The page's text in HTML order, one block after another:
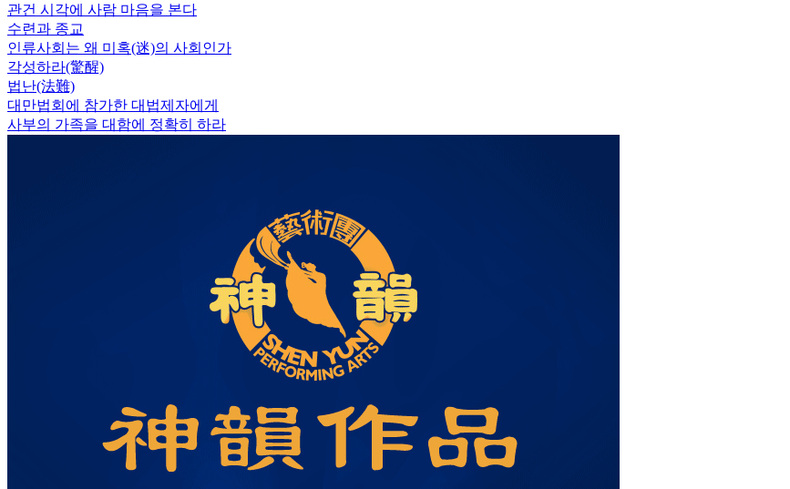
이
션
관건 시각에 사람 마음을 본다
수련과 종교
인류사회는 왜 미혹(迷)의 사회인가
각성하라(驚醒)
법난(法難)
대만법회에 참가한 대법제자에게
사부의 가족을 대함에 정확히 하라